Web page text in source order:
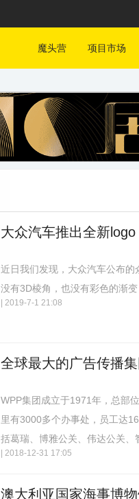
魔头营 项目市场
大众汽车推出全新logo
近日我们发现，大众汽车公布
没有3D棱角，也没有彩色的渐变
| 2019-7-1 21:08
全球最大的广告传播
WPP集团成立于1971年，总部
里有3000多个办事处，员工达
括葛瑞、博雅公关、伟达公关、
| 2018-12-31 17:05
澳大利亚国家海事博